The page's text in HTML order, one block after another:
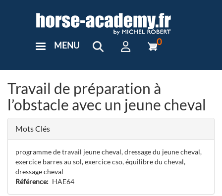
User
MENU 0
Travail de préparation à
l’obstacle avec un jeune cheval
Mots Clés
programme de travail jeune cheval, dressage du jeune cheval,
exercice barres au sol, exercice cso, équilibre du cheval,
dressage cheval
Référence
HAE64